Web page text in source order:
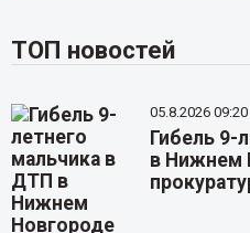
ТОП новостей
05.8.2026 09:20
Гибель 9-
в Нижнем